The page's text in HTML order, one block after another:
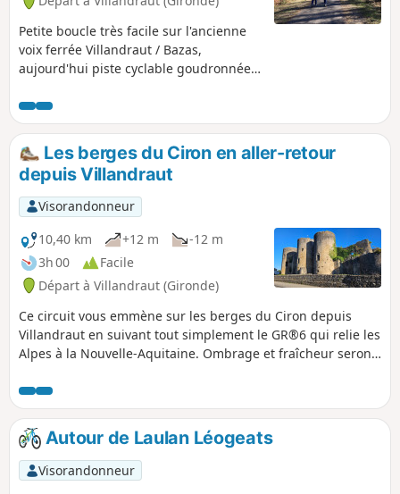
Malromé, cher à Toulouse-Lautrec.C'est un
circuit varié, qui conjugue effort physique,
nature et découverte du patrimoine viticole
de la région.
Petite boucle très facile sur l'ancienne
voix ferrée Villandraut / Bazas,
aujourd'hui piste cyclable goudronnée.
6 ans. Très largement praticable avec
un vélo, seul un petit tronçon est en
chemin de terre. On marche au milieu
des chênes et des pins en traversant
deux fois le Ciron.
Les berges du Ciron en aller-retour
depuis Villandraut
Visorandonneur
10,40 km
+12 m
-12 m
3h 00
Facile
Départ à Villandraut (Gironde)
Ce circuit vous emmène sur les berges du Ciron depuis
Villandraut en suivant tout simplement le GR®6 qui relie les
Alpes à la Nouvelle-Aquitaine. Ombrage et fraîcheur seront
Autour de Laulan Léogeats
Visorandonneur